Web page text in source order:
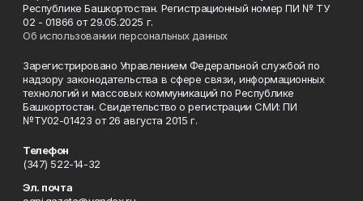
Республике Башкортостан. Регистрационный номер ПИ № ТУ
02 - 01866 от 29.05.2025 г.
Об использовании персональных данных
Зарегистрировано Управлением Федеральной службой по
надзору законодательства в сфере связи, информационных
технологий и массовых коммуникаций по Республике
Башкортостан. Свидетельство о регистрации СМИ: ПИ
№ТУ02-01423 от 26 августа 2015 г.
Телефон
(347) 522-14-32
Эл. почта